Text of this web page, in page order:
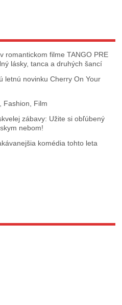
romantickom filme TANGO PRE
lásky, tanca a druhých šancí
letnú novinku Cherry On Your
Fashion, Film
zábavy: Užite si obľúbený
nebom!
komédia tohto leta